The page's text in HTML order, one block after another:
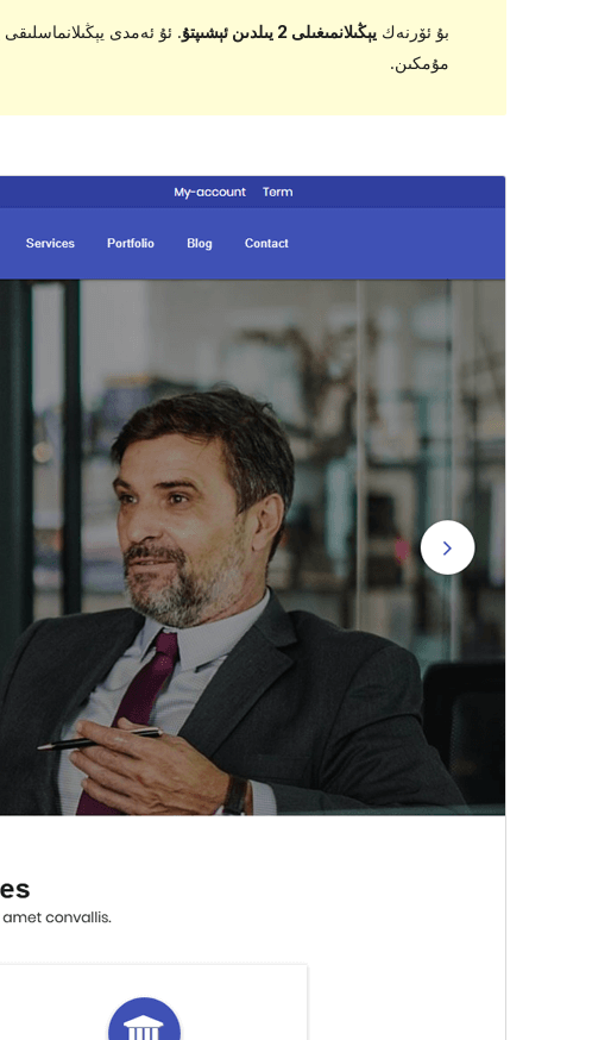
بۇ ئۆرنەكيېڭىلانمىغىلى 2 يىلدىن ئېشىپتۇ
مۇمكىن.